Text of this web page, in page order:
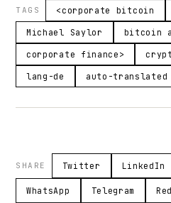
TAGS <corporate bitcoin
Michael Saylor bitcoin
corporate finance>
lang-de auto-translated
SHARE Twitter LinkedIn
WhatsApp Telegram